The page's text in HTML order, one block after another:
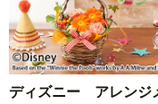
ディズニー アレンジ